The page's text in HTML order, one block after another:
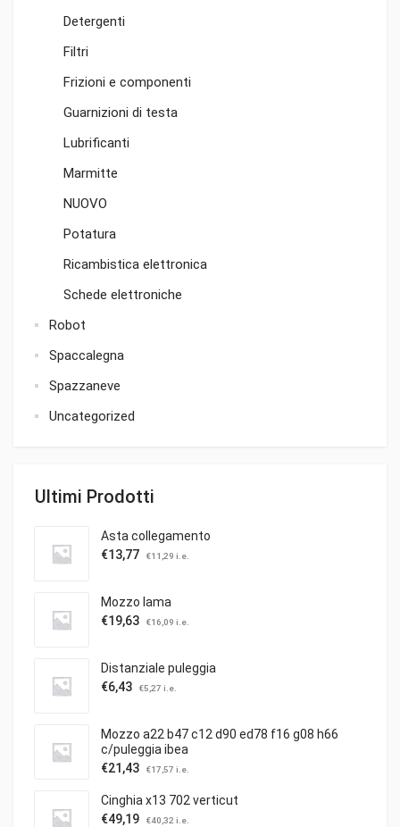
Detergenti
Filtri
Frizioni e componenti
Guarnizioni di testa
Lubrificanti
Marmitte
NUOVO
Potatura
Ricambistica elettronica
Schede elettroniche
Robot
Spaccalegna
Spazzaneve
Uncategorized
Ultimi Prodotti
Asta collegamento
€13,77 €11,29 i.e.
Mozzo lama
€19,63 €16,09 i.e.
Distanziale puleggia
€6,43 €5,27 i.e.
Mozzo a22 b47 c12 d90 ed78 f16 g08 h66
c/puleggia ibea
€21,43 €17,57 i.e.
Cinghia x13 702 verticut
€49,19 €40,32 i.e.